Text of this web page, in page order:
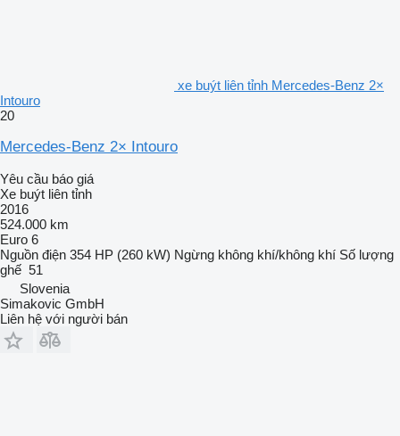
xe buýt liên tỉnh Mercedes-Benz 2×
Intouro
20
Mercedes-Benz 2× Intouro
Yêu cầu báo giá
Xe buýt liên tỉnh
2016
524.000 km
Euro 6
Nguồn điện 354 HP (260 kW) Ngừng không khí/không khí Số lượng
ghế 51
Slovenia
Simakovic GmbH
Liên hệ với người bán